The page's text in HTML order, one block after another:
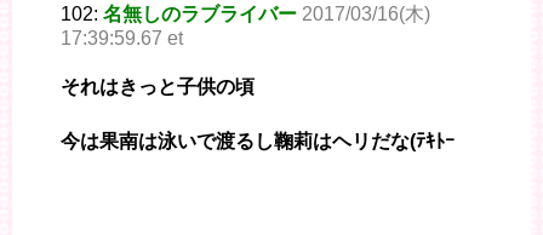
102: 名無しのラブライバー 2017/03/16(木)
17:39:59.67 et
それはきっと子供の頃
今は果南は泳いで渡るし鞠莉はヘリだな(ﾃｷﾄｰ